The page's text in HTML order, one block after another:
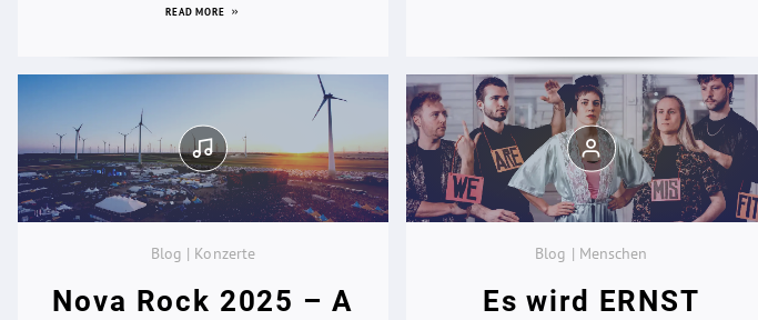
READ MORE
Blog | Konzerte
Nova Rock 2025 – A
Blog | Menschen
Es wird ERNST